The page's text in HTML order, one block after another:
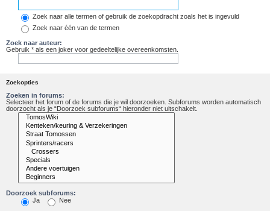
Zoek naar alle termen of gebruik de zoekopdracht zoals het is ingevuld
Zoek naar één van de termen
Zoek naar auteur:
Gebruik * als een joker voor gedeeltelijke overeenkomsten.
Zoekopties
Zoeken in forums:
Selecteer het forum of de forums die je wil doorzoeken. Subforums worden automatisch
doorzocht als je “Doorzoek subforums“ hieronder niet uitschakelt.
Doorzoek subforums:
Ja
Nee